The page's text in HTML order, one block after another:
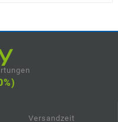
Versandzeit